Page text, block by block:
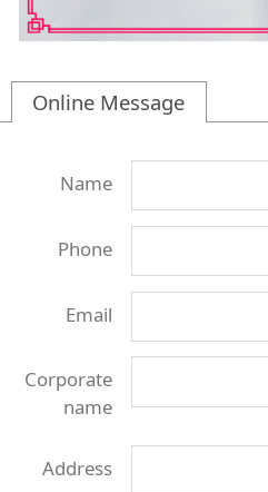
Online Message
Name
Phone
Email
Corporate
name
Address